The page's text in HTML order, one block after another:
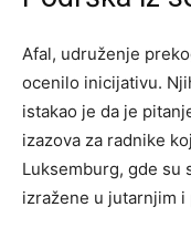
Afal, udruženje
ocenilo inicijativu.
istakao je da je
izazova za radnike
Luksemburg, gde su
izražene u jutarnjim